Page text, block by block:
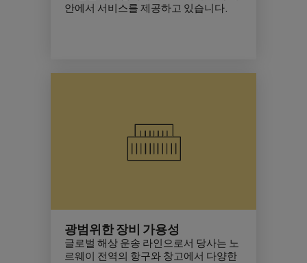
안에서 서비스를 제공하고 있습니다.
광범위한 장비 가용성
글로벌 해상 운송 라인으로서 당사는 노
르웨이 전역의 항구와 창고에서 다양한